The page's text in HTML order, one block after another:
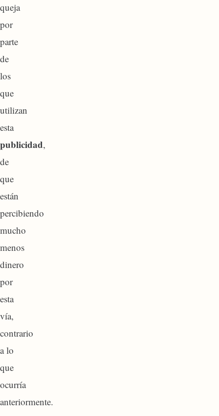
queja
por
parte
de
los
que
utilizan
esta
publicidad,
de
que
están
percibiendo
mucho
menos
dinero
por
esta
vía,
contrario
a lo
que
ocurría
anteriormente.